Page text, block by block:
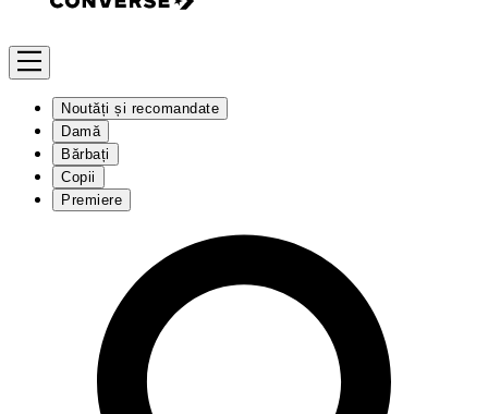
Noutăți și recomandate
Damă
Bărbați
Copii
Premiere